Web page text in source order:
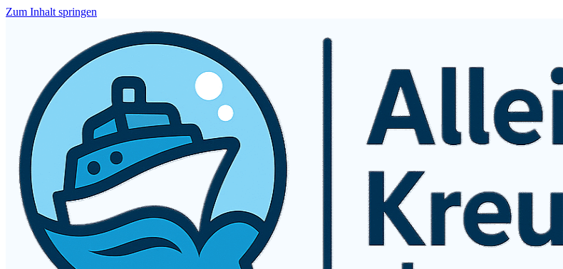
Zum Inhalt springen